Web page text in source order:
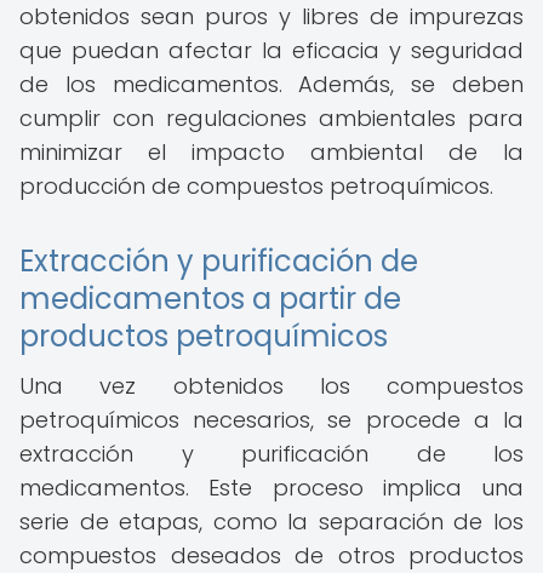
obtenidos sean puros y libres de impurezas
que puedan afectar la eficacia y seguridad
de los medicamentos. Además, se deben
cumplir con regulaciones ambientales para
minimizar el impacto ambiental de la
producción de compuestos petroquímicos.
Extracción y purificación de
medicamentos a partir de
productos petroquímicos
Una vez obtenidos los compuestos
petroquímicos necesarios, se procede a la
extracción y purificación de los
medicamentos. Este proceso implica una
serie de etapas, como la separación de los
compuestos deseados de otros productos